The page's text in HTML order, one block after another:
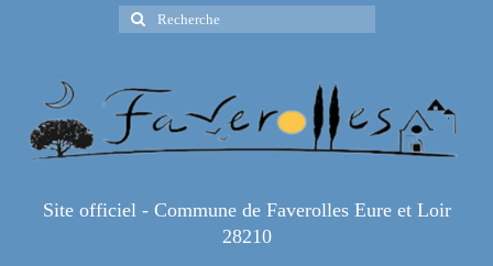
Rechercher
:
Site officiel - Commune de Faverolles Eure et Loir
28210